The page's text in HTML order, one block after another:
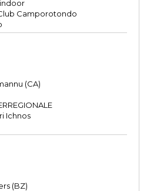
Camporotondo
(CA)
Ichnos
(BZ)